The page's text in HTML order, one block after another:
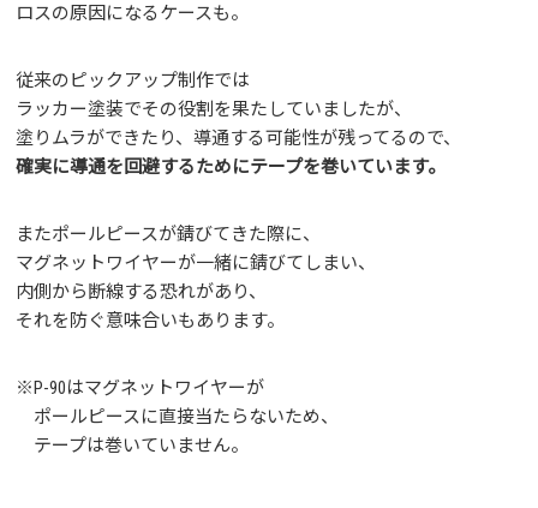
ロスの原因になるケースも。
従来のピックアップ制作では
ラッカー塗装でその役割を果たしていましたが、
塗りムラができたり、導通する可能性が残ってるので、
確実に導通を回避するためにテープを巻いています。
またポールピースが錆びてきた際に、
マグネットワイヤーが一緒に錆びてしまい、
内側から断線する恐れがあり、
それを防ぐ意味合いもあります。
※P-90はマグネットワイヤーが
ポールピースに直接当たらないため、
テープは巻いていません。